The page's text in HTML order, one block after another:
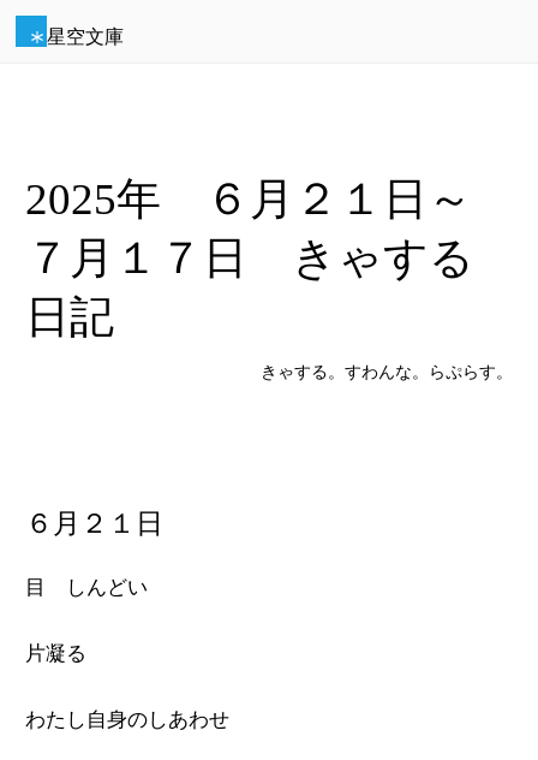
星空文庫
2025年 ６月２１日～
７月１７日 きゃする
日記
きゃする。すわんな。らぷらす。
６月２１日
目 しんどい
片凝る
わたし自身のしあわせ